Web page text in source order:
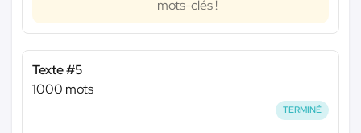
mots-clés !
Texte #5
1000 mots
TERMINÉ